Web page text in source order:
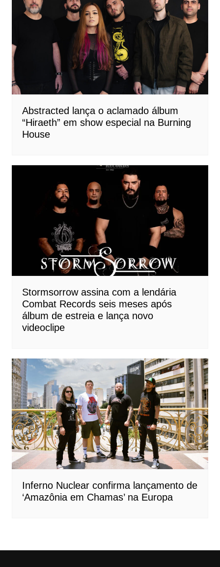
Abstracted lança o aclamado álbum
“Hiraeth” em show especial na Burning
House
Stormsorrow assina com a lendária
Combat Records seis meses após
álbum de estreia e lança novo
videoclipe
Inferno Nuclear confirma lançamento de
‘Amazônia em Chamas’ na Europa